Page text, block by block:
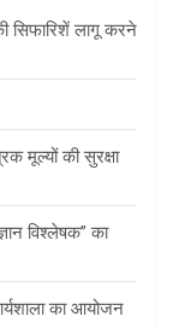
सिफारिशें लागू करने
मूल्यों की सुरक्षा
विश्लेषक” का
का आयोजन